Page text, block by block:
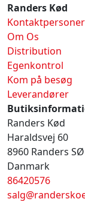
Randers Kød
Kontaktpersoner
Om Os
Distribution
Egenkontrol
Kom på besøg
Leverandører
Randers Kød
Haraldsvej 60
8960 Randers SØ
Danmark
86420576